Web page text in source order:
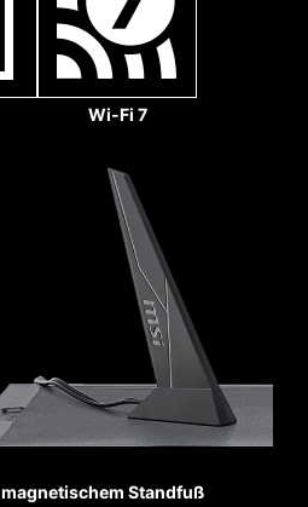
Wi-Fi 7
Standfuß
VERSTÄRKT,
STARK GELÖTETE
VERBINDUNGEN
Die MSI PCI Express Steel
Armor Steckplätze sind
mit zusätzlichen
Lötpunkten am Mainboard
befestigt und halten das
Grafikkarten aus.